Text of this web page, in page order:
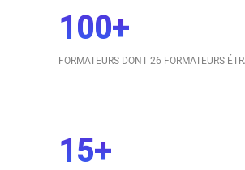
100+
FORMATEURS DONT 26 FORMATEURS
15+